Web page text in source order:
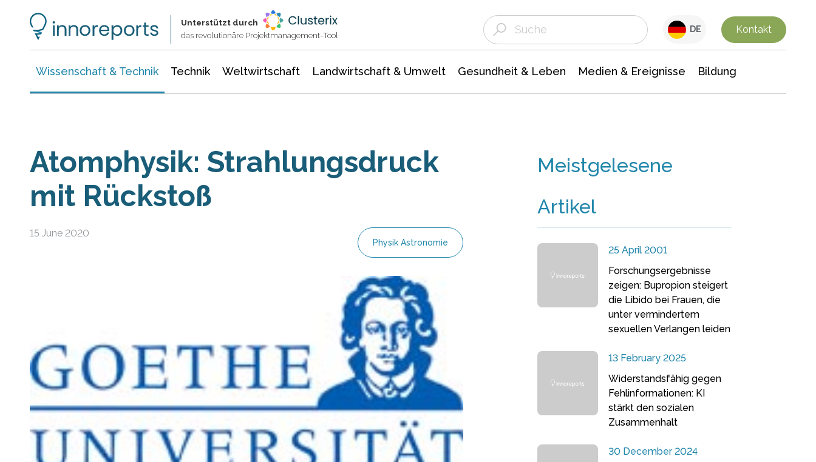
Unterstützt durch
das revolutionäre Projektmanagement-Tool
DE Kontakt
Wissenschaft & Technik Technik Weltwirtschaft Landwirtschaft & Umwelt Gesundheit & Leben Medien & Ereignisse Bildung
Atomphysik: Strahlungsdruck
mit Rückstoß
15 June 2020
Physik Astronomie
Meistgelesene
Artikel
25 April 2001
Forschungsergebnisse
zeigen: Bupropion steigert
die Libido bei Frauen, die
unter vermindertem
sexuellen Verlangen leiden
13 February 2025
Widerstandsfähig gegen
Fehlinformationen: KI
stärkt den sozialen
Zusammenhalt
30 December 2024